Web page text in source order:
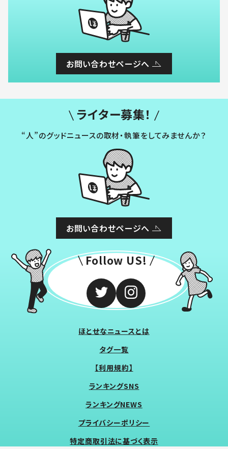
お問い合わせページへ
ライター募集！
“人”のグッドニュースの取材・執筆をしてみませんか？
お問い合わせページへ
Follow US!
ほとせなニュースとは
タグ一覧
【利用規約】
ランキングSNS
ランキングNEWS
プライバシーポリシー
特定商取引法に基づく表示